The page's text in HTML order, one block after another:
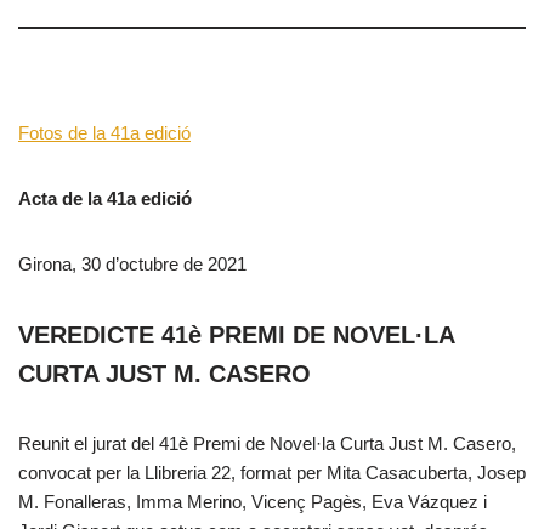
Fotos de la 41a edició
Acta de la 41a edició
Girona, 30 d’octubre de 2021
VEREDICTE 41è PREMI DE NOVEL·LA
CURTA JUST M. CASERO
Reunit el jurat del 41è Premi de Novel·la Curta Just M. Casero,
convocat per la Llibreria 22, format per Mita Casacuberta, Josep
M. Fonalleras, Imma Merino, Vicenç Pagès, Eva Vázquez i